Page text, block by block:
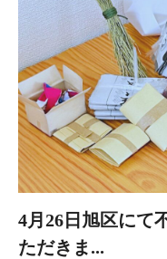
4月26日旭区にて
ただきま...